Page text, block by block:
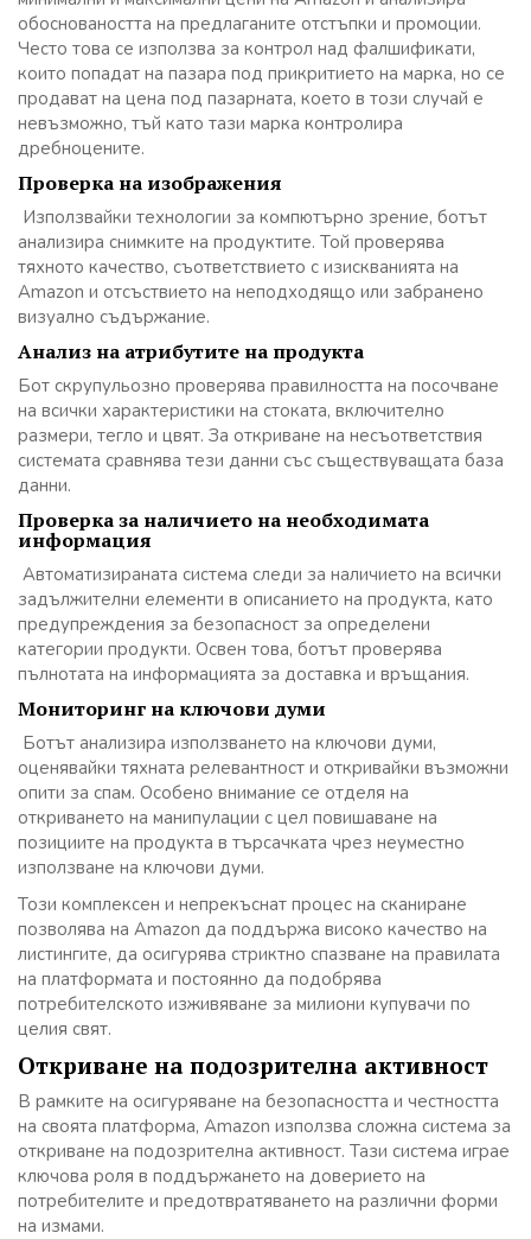
обосноваността на предлаганите отстъпки и промоции.
Често това се използва за контрол над фалшификати,
които попадат на пазара под прикритието на марка, но се
продават на цена под пазарната, което в този случай е
невъзможно, тъй като тази марка контролира
дребноцените.
Проверка на изображения
Използвайки технологии за компютърно зрение, ботът
анализира снимките на продуктите. Той проверява
тяхното качество, съответствието с изискванията на
Amazon и отсъствието на неподходящо или забранено
визуално съдържание.
Анализ на атрибутите на продукта
Бот скрупульозно проверява правилността на посочване
на всички характеристики на стоката, включително
размери, тегло и цвят. За откриване на несъответствия
системата сравнява тези данни със съществуващата база
данни.
Проверка за наличието на необходимата
информация
Автоматизираната система следи за наличието на всички
задължителни елементи в описанието на продукта, като
предупреждения за безопасност за определени
категории продукти. Освен това, ботът проверява
пълнотата на информацията за доставка и връщания.
Мониторинг на ключови думи
Ботът анализира използването на ключови думи,
оценявайки тяхната релевантност и откривайки възможни
опити за спам. Особено внимание се отделя на
откриването на манипулации с цел повишаване на
позициите на продукта в търсачката чрез неуместно
използване на ключови думи.
Този комплексен и непрекъснат процес на сканиране
позволява на Amazon да поддържа високо качество на
листингите, да осигурява стриктно спазване на правилата
на платформата и постоянно да подобрява
потребителското изживяване за милиони купувачи по
целия свят.
Откриване на подозрителна активност
В рамките на осигуряване на безопасността и честността
на своята платформа, Amazon използва сложна система за
откриване на подозрителна активност. Тази система играе
ключова роля в поддържането на доверието на
потребителите и предотвратяването на различни форми
на измами.